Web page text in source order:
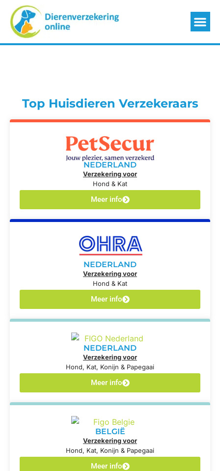
Top Huisdieren Verzekeraars
NEDERLAND
Verzekering voor
Hond & Kat
Meer info
NEDERLAND
Verzekering voor
Hond & Kat
Meer info
NEDERLAND
Verzekering voor
Hond, Kat, Konijn & Papegaai
Meer info
BELGIË
Verzekering voor
Hond, Kat, Konijn & Papegaai
Meer info